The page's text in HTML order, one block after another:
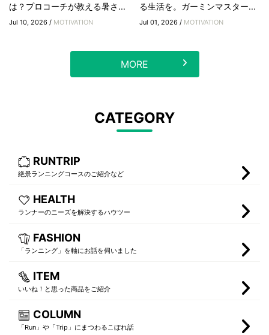
は？プロコーチが教える暑さ...
Jul 10, 2026 / MOTIVATION
る生活を。ガーミンマスター...
Jul 01, 2026 / MOTIVATION
MORE
CATEGORY
RUNTRIP
絶景ランニングコースのご紹介など
HEALTH
ランナーのニーズを解決するハウツー
FASHION
「ランニング」を軸にお話を伺いました
ITEM
いいね！と思った商品をご紹介
COLUMN
「Run」や「Trip」にまつわるこぼれ話